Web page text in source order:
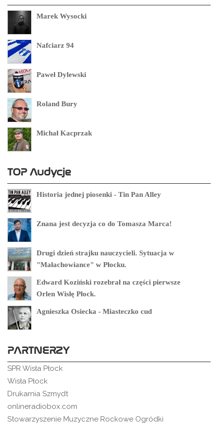
Marek Wysocki
Nafciarz 94
Paweł Dylewski
Roland Bury
Michał Kacprzak
TOP Audycje
Historia jednej piosenki - Tin Pan Alley
Znana jest decyzja co do Tomasza Marca!
Drugi dzień strajku nauczycieli. Sytuacja w
"Małachowiance" w Płocku.
Edward Koziński rozebrał na części pierwsze
Orlen Wisłę Płock.
Agnieszka Osiecka - Miasteczko cud
PARTNERZY
SPR Wisła Płock
Wisła Płock
Drukarnia Szmydt
onlineradiobox.com
Stowarzyszenie Muzyczne Rockowe Ogródki